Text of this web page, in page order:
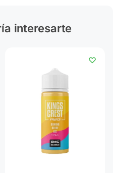
interesarte